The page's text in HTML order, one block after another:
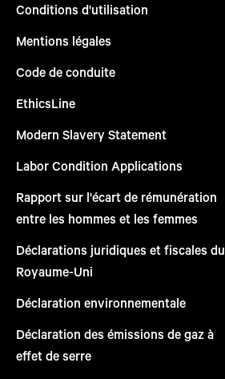
Conditions d'utilisation
Mentions légales
Code de conduite
EthicsLine
Modern Slavery Statement
Labor Condition Applications
Rapport sur l'écart de rémunération
entre les hommes et les femmes
Déclarations juridiques et fiscales du
Royaume-Uni
Déclaration environnementale
Déclaration des émissions de gaz à
effet de serre